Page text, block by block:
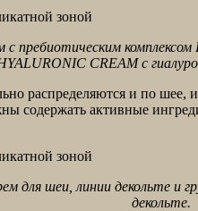
пребиотическим
CREAM с
распределяются и по
содержать активные
для шеи, линии декольте и
декольте.